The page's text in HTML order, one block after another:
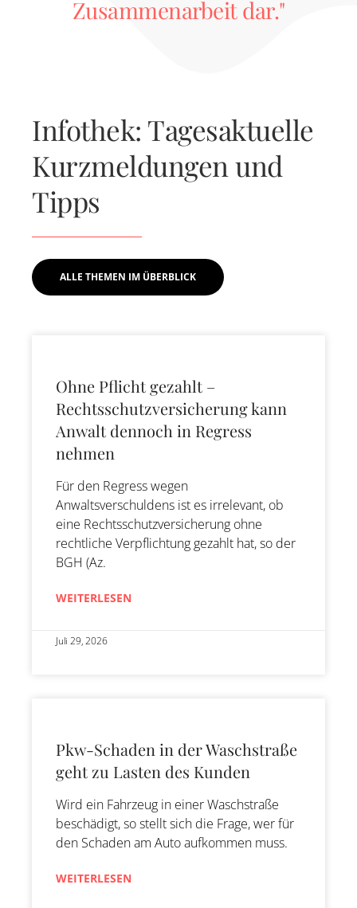
Zusammenarbeit dar."
Infothek: Tagesaktuelle
Kurzmeldungen und
Tipps
ALLE THEMEN IM ÜBERBLICK
Ohne Pflicht gezahlt –
Rechtsschutzversicherung kann
Anwalt dennoch in Regress
nehmen
Für den Regress wegen
Anwaltsverschuldens ist es irrelevant, ob
eine Rechtsschutzversicherung ohne
rechtliche Verpflichtung gezahlt hat, so der
BGH (Az.
WEITERLESEN
Juli 29, 2026
Pkw-Schaden in der Waschstraße
geht zu Lasten des Kunden
Wird ein Fahrzeug in einer Waschstraße
beschädigt, so stellt sich die Frage, wer für
den Schaden am Auto aufkommen muss.
WEITERLESEN